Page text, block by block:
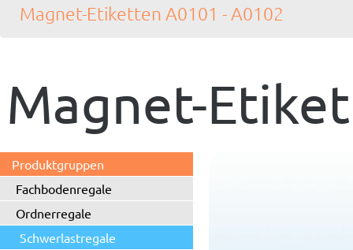
Magnet-Etiketten A0101 - A0102
Magnet-
Produktgruppen
Fachbodenregale
Ordnerregale
Schwerlastregale